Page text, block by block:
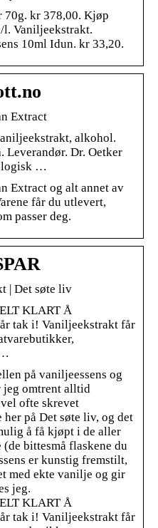
70g. kr 378,00. Kjøp
l. Vaniljeekstrakt.
10ml Idun. kr 33,20.
Extract
alkohol.
Leverandør. Dr. Oetker
…
Extract og alt annet av
får du utlevert,
passer deg.
| Det søte liv
KLART Å
tak i! Vaniljeekstrakt får
på vaniljeessens og
jeg omtrent alltid
ofte skrevet
på Det søte liv, og det
å få kjøpt i de aller
bittesmå flaskene du
er kunstig fremstilt,
med ekte vanilje og gir
jeg.
KLART Å
tak i! Vaniljeekstrakt får